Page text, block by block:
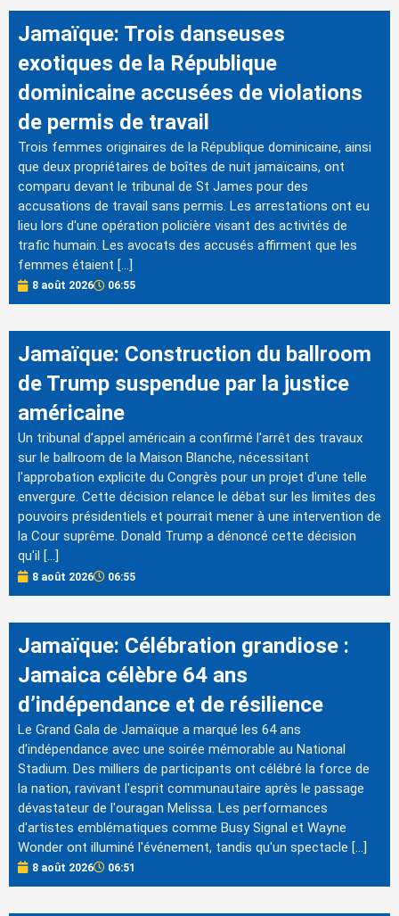
Jamaïque: Trois danseuses
exotiques de la République
dominicaine accusées de violations
de permis de travail
Trois femmes originaires de la République dominicaine, ainsi
que deux propriétaires de boîtes de nuit jamaïcains, ont
comparu devant le tribunal de St James pour des
accusations de travail sans permis. Les arrestations ont eu
lieu lors d'une opération policière visant des activités de
trafic humain. Les avocats des accusés affirment que les
femmes étaient […]
8 août 2026 06:55
Jamaïque: Construction du ballroom
de Trump suspendue par la justice
américaine
Un tribunal d'appel américain a confirmé l'arrêt des travaux
sur le ballroom de la Maison Blanche, nécessitant
l'approbation explicite du Congrès pour un projet d'une telle
envergure. Cette décision relance le débat sur les limites des
pouvoirs présidentiels et pourrait mener à une intervention de
la Cour suprême. Donald Trump a dénoncé cette décision
qu'il […]
8 août 2026 06:55
Jamaïque: Célébration grandiose :
Jamaica célèbre 64 ans
d’indépendance et de résilience
Le Grand Gala de Jamaïque a marqué les 64 ans
d'indépendance avec une soirée mémorable au National
Stadium. Des milliers de participants ont célébré la force de
la nation, ravivant l'esprit communautaire après le passage
dévastateur de l'ouragan Melissa. Les performances
d'artistes emblématiques comme Busy Signal et Wayne
Wonder ont illuminé l'événement, tandis qu'un spectacle […]
8 août 2026 06:51